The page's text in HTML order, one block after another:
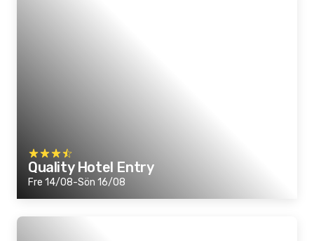
Quality Hotel Entry
Fre 14/08-Sön 16/08